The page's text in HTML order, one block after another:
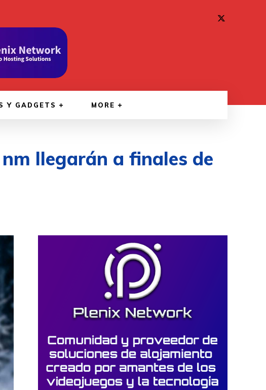
Y GADGETS MORE
llegarán a finales de